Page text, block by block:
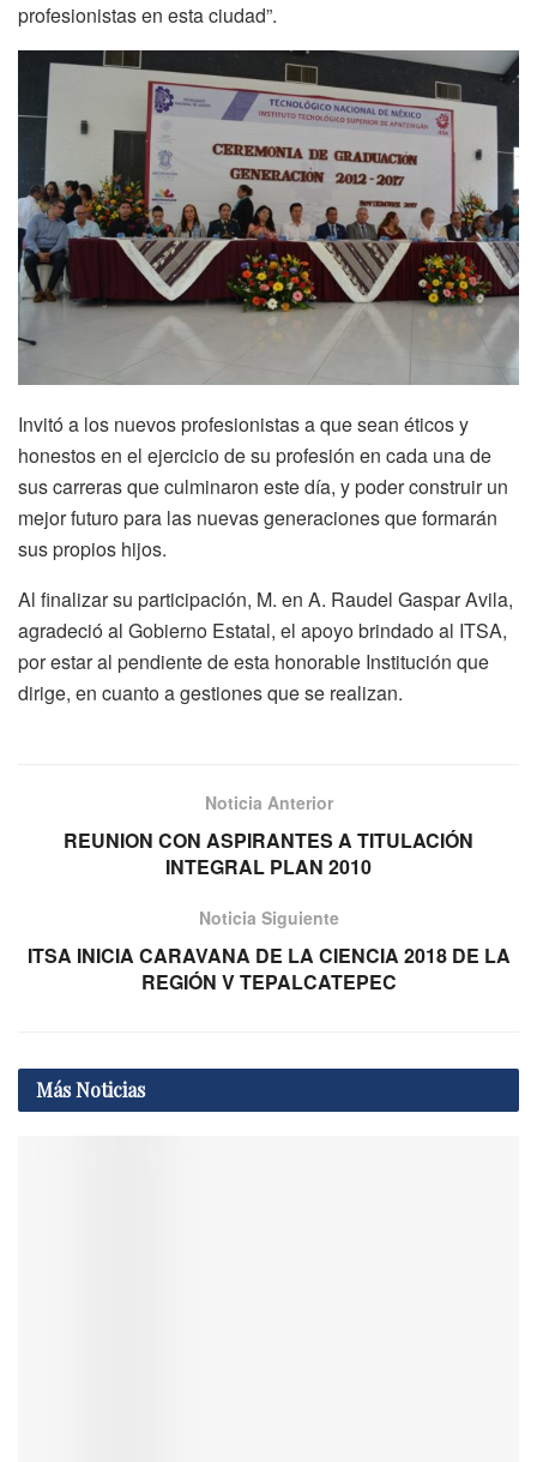
profesionistas en esta ciudad”.
Invitó a los nuevos profesionistas a que sean éticos y
honestos en el ejercicio de su profesión en cada una de
sus carreras que culminaron este día, y poder construir un
mejor futuro para las nuevas generaciones que formarán
sus propios hijos.
Al finalizar su participación, M. en A. Raudel Gaspar Avila,
agradeció al Gobierno Estatal, el apoyo brindado al ITSA,
por estar al pendiente de esta honorable Institución que
dirige, en cuanto a gestiones que se realizan.
Noticia Anterior
REUNION CON ASPIRANTES A TITULACIÓN
INTEGRAL PLAN 2010
Noticia Siguiente
ITSA INICIA CARAVANA DE LA CIENCIA 2018 DE LA
REGIÓN V TEPALCATEPEC
MásNoticias